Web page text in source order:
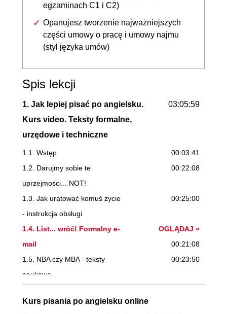
egzaminach C1 i C2)
Opanujesz tworzenie najważniejszych
części umowy o pracę i umowy najmu
(styl języka umów)
Spis lekcji
1. Jak lepiej pisać po angielsku.
Kurs video. Teksty formalne,
urzędowe i techniczne
03:05:59
1.1. Wstęp
00:03:41
1.2. Darujmy sobie te
uprzejmości... NOT!
00:22:08
1.3. Jak uratować komuś życie
- instrukcja obsługi
00:25:00
1.4. List... wróć! Formalny e-
mail
OGLĄDAJ »
00:21:08
1.5. NBA czy MBA - teksty
naukowe
00:23:50
etat - umowy
Kurs pisania po angielsku online